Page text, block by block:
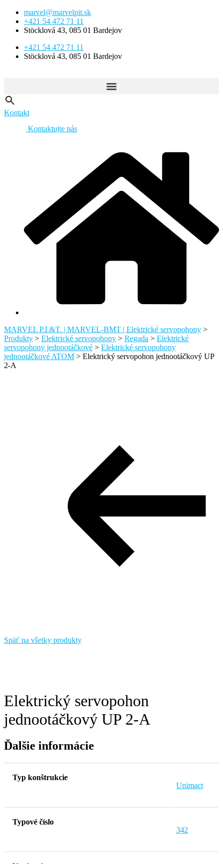
Preskočiť
obsah
marvel@marvelpit.sk
+421 54 472 71 11
Stöcklová 43, 085 01 Bardejov
+421 54 472 71 11
Stöcklová 43, 085 01 Bardejov
Kontakt
Kontaktujte nás
MARVEL P.I.&T. | MARVEL-BMT | Elektrické servopohony >
Produkty > Elektrické servopohony > Regada > Elektrické
servopohony jednootáčkové > Elektrické servopohony
jednootáčkové ATOM > Elektrický servopohon jednootáčkový UP
2-A
Späť na všetky produkty
Elektrický servopohon
jednootáčkový UP 2-A
Ďalšie informácie
Typ konštrukcie
Unimact
Typové číslo
342